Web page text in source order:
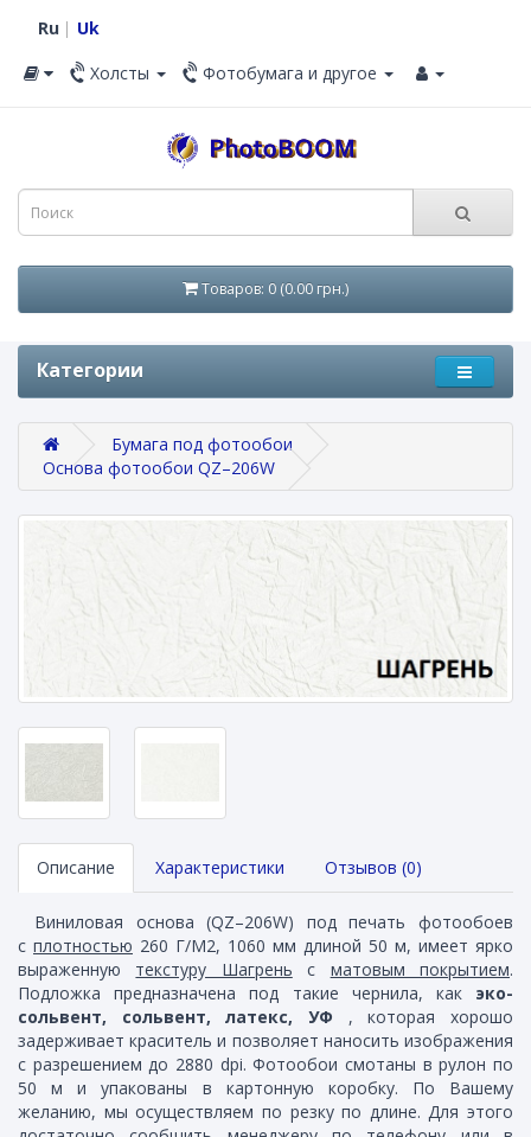
Ru
Uk
Холсты
Фотобумага и другое
Товаров: 0 (0.00 грн.)
Категории
Бумага под фотообои
Основа фотообои QZ–206W
Описание Характеристики Отзывов (0)
Виниловая основа (QZ–206W) под печать фотообоев
с плотностью 260 Г/М2, 1060 мм длиной 50 м, имеет ярко
выраженную текстуру Шагрень с матовым покрытием.
Подложка предназначена под такие чернила, как эко-
сольвент, сольвент, латекс, УФ , которая хорошо
задерживает краситель и позволяет наносить изображения
с разрешением до 2880 dpi. Фотообои смотаны в рулон по
50 м и упакованы в картонную коробку. По Вашему
желанию, мы осуществляем по резку по длине. Для этого